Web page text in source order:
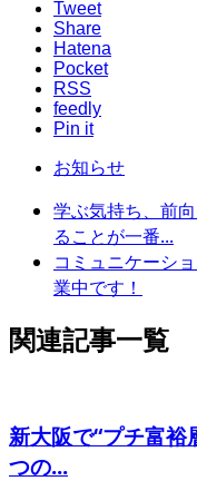
Tweet
Share
Hatena
Pocket
RSS
feedly
Pin it
お知らせ
学ぶ気持ち、前
ることが一番...
コミュニケーシ
業中です！
関連記事一覧
新大阪で“プチ富裕
つの...